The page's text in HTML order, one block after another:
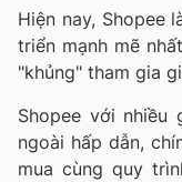
Hiện nay, Shopee
triển mạnh mẽ
"khủng" tham gia
Shopee với nhiều
ngoài hấp dẫn,
mua cùng quy